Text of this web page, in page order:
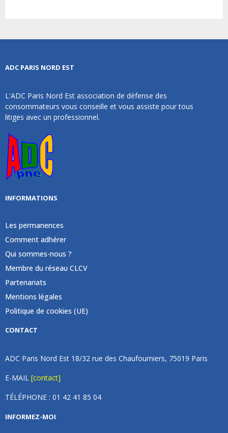
ADC PARIS NORD EST
L'ADC Paris Nord Est association de défense des
consommateurs vous conseille et vous assiste pour tous
litiges avec un professionnel.
INFORMATIONS
Les permanences
Comment adhérer
Qui sommes-nous ?
Membre du réseau CLCV
Partenariats
Mentions légales
Politique de cookies (UE)
CONTACT
ADC Paris Nord Est 18/32 rue des Chaufourniers, 75019 Paris
E-MAIL [contact]
TÉLÉPHONE : 01 42 41 85 04
INFORMEZ-MOI